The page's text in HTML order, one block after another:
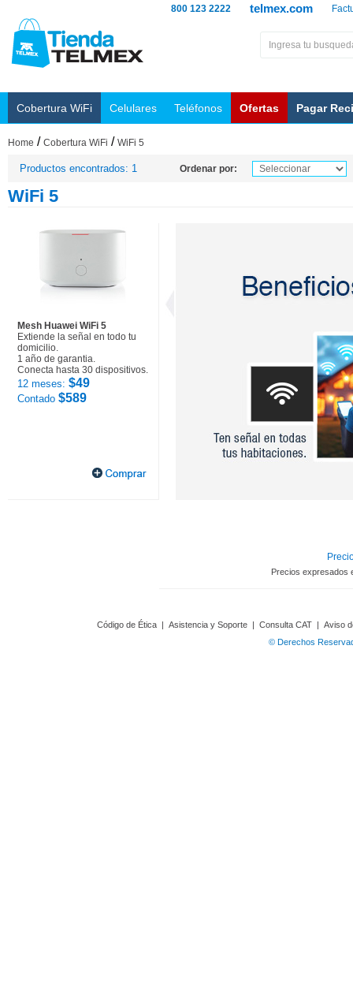
telmex.com
800 123 2222
Cobertura WiFi Celulares Teléfonos Ofertas Pagar
Home / Cobertura WiFi / WiFi 5
Productos encontrados: 1 Ordenar por:
WiFi 5
Mesh Huawei WiFi 5
Extiende la señal en todo tu
domicilio.
1 año de garantia.
Conecta hasta 30 dispositivos.
12 meses: $49
Contado $589
Precios expresados
Código de Ética | Asistencia y Soporte | Consulta CAT | Aviso
© Derechos